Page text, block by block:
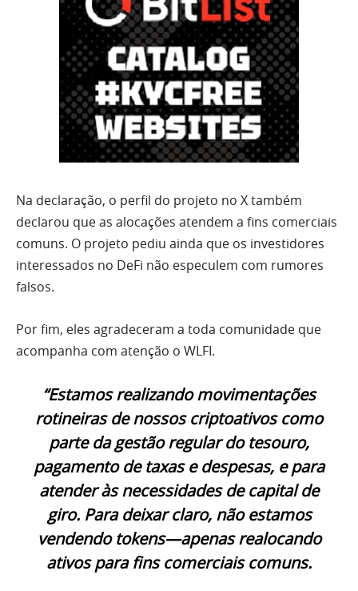
Na declaração, o perfil do projeto no X também
declarou que as alocações atendem a fins comerciais
comuns. O projeto pediu ainda que os investidores
interessados no DeFi não especulem com rumores
falsos.
Por fim, eles agradeceram a toda comunidade que
acompanha com atenção o WLFI.
“Estamos realizando movimentações
rotineiras de nossos criptoativos como
parte da gestão regular do tesouro,
pagamento de taxas e despesas, e para
atender às necessidades de capital de
giro. Para deixar claro, não estamos
vendendo tokens—apenas realocando
ativos para fins comerciais comuns.